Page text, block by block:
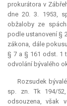
prokurátora v
dne 20. 3. 1953,
obžaloby ze
podle ustanovení §
zákona, dále
§ 7 a § 161 odst. 1
odvolání bývalého
Rozsudek
sp. zn. Tk 194/
odsouzena, však